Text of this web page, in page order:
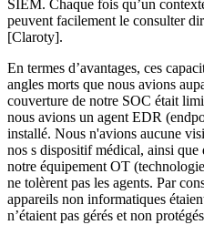
SIEM. Chaque fois qu’un
peuvent facilement le consulter
[Claroty].
En termes d’avantages, ces
angles morts que nous avions
couverture de notre SOC était
nous avions un agent EDR
installé. Nous n'avions aucune
nos s dispositif médical, ainsi que
notre équipement OT
ne tolèrent pas les agents. Par
appareils non informatiques
n’étaient pas gérés et non